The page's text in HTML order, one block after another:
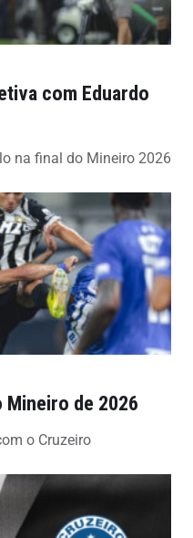
com Eduardo
na final do Mineiro 2026
de 2026
o Cruzeiro